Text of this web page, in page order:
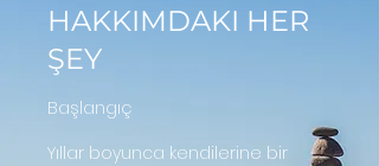
HAKKIMDAKI HER
ŞEY
Başlangıç
Yıllar boyunca kendilerine bir